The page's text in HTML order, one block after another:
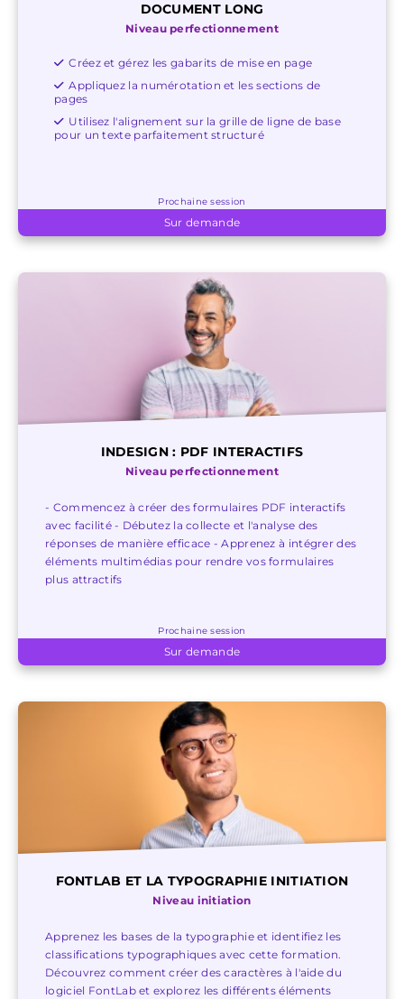
DOCUMENT LONG
Niveau perfectionnement
Créez et gérez les gabarits de mise en page
Appliquez la numérotation et les sections de
pages
Utilisez l'alignement sur la grille de ligne de base
pour un texte parfaitement structuré
Prochaine session
Sur demande
INDESIGN : PDF INTERACTIFS
Niveau perfectionnement
- Commencez à créer des formulaires PDF interactifs
avec facilité - Débutez la collecte et l'analyse des
réponses de manière efficace - Apprenez à intégrer des
éléments multimédias pour rendre vos formulaires
plus attractifs
Prochaine session
Sur demande
FONTLAB ET LA TYPOGRAPHIE INITIATION
Niveau initiation
Apprenez les bases de la typographie et identifiez les
classifications typographiques avec cette formation.
Découvrez comment créer des caractères à l'aide du
logiciel FontLab et explorez les différents éléments